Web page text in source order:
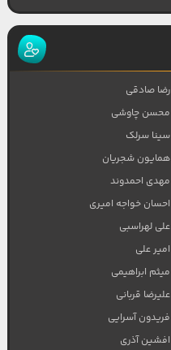
رضا صادقی
محسن چاوشی
سینا سرلک
همایون شجریان
مهدی احمدوند
احسان خواجه امیری
علی لهراسبی
امیر علی
میثم ابراهیمی
علیرضا قربانی
فریدون آسرایی
افشین آذری